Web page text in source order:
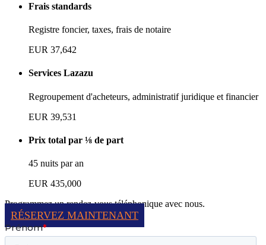
Frais standards
Registre foncier, taxes, frais de notaire
EUR 37,642
Services Lazazu
Regroupement d'acheteurs, administratif juridique et financier
EUR 39,531
Prix total par ⅛ de part
45 nuits par an
EUR 435,000
Programmez un rendez-vous téléphonique avec nous.
RÉSERVEZ MAINTENANT